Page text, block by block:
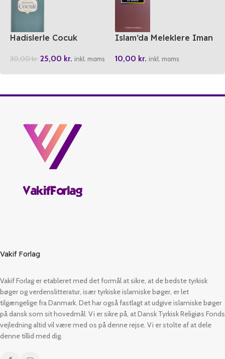
Hadislerle Cocuk
30,00kr. 25,00 kr. inkl. moms
Islam’da Meleklere Iman
10,00 kr. inkl. moms
Vakif Forlag
Vakif Forlag er etableret med det formål at sikre, at de bedste tyrkisk
bøger og verdenslitteratur, især tyrkiske islamiske bøger, er let
tilgængelige fra Danmark. Det har også fastlagt at udgive islamiske bøger
på dansk som sit hovedmål. Vi er sikre på, at Dansk Tyrkisk Religiøs Fonds
vejledning altid vil være med os på denne rejse. Vi er stolte af at dele
denne tillid med dig.